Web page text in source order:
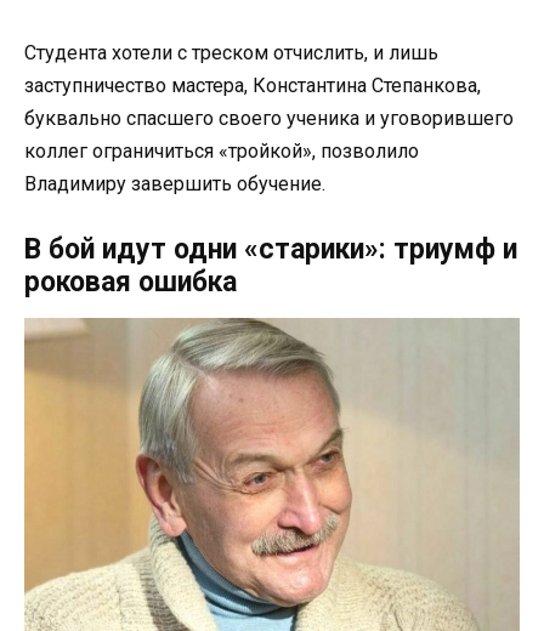
Студента хотели с треском отчислить, и лишь
заступничество мастера, Константина Степанкова,
буквально спасшего своего ученика и уговорившего
коллег ограничиться «тройкой», позволило
Владимиру завершить обучение.
В бой идут одни «старики»: триумф и
роковая ошибка